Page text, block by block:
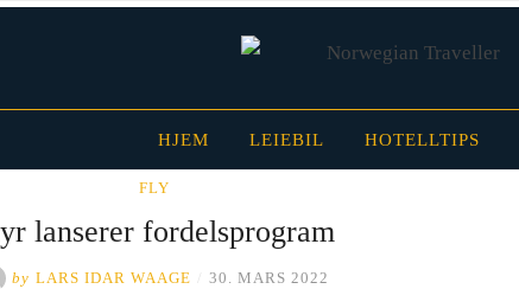
HJEM LEIEBIL HOTELLTIPS
FLY
lanserer fordelsprogram
by LARS IDAR WAAGE 30. MARS 2022